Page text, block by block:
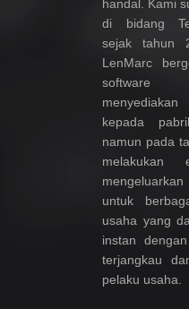
handal. Kami
di bidang
sejak tahun
LenMarc
software
kepada
namun pada
melakukan
untuk
usaha yang
instan
terjangkau
pelaku usaha.